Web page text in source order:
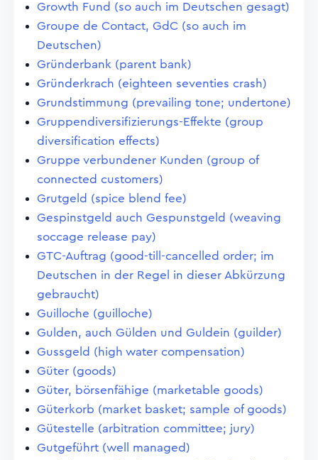
Growth Fund (so auch im Deutschen gesagt)
Groupe de Contact, GdC (so auch im
Deutschen)
Gründerbank (parent bank)
Gründerkrach (eighteen seventies crash)
Grundstimmung (prevailing tone; undertone)
Gruppendiversifizierungs-Effekte (group
diversification effects)
Gruppe verbundener Kunden (group of
connected customers)
Grutgeld (spice blend fee)
Gespinstgeld auch Gespunstgeld (weaving
soccage release pay)
GTC-Auftrag (good-till-cancelled order; im
Deutschen in der Regel in dieser Abkürzung
gebraucht)
Guilloche (guilloche)
Gulden, auch Gülden und Guldein (guilder)
Gussgeld (high water compensation)
Güter (goods)
Güter, börsenfähige (marketable goods)
Güterkorb (market basket; sample of goods)
Gütestelle (arbitration committee; jury)
Gutgeführt (well managed)